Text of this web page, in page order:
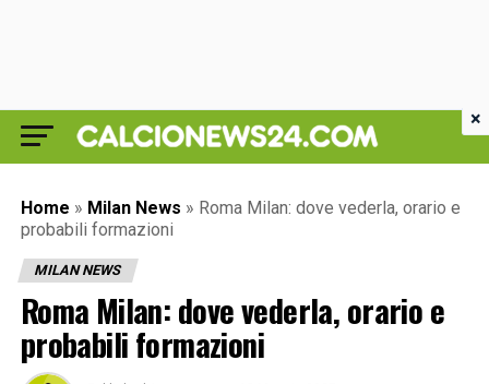
Home » Milan News » Roma Milan: dove vederla, orario e
probabili formazioni
MILAN NEWS
Roma Milan: dove vederla, orario e
probabili formazioni
×